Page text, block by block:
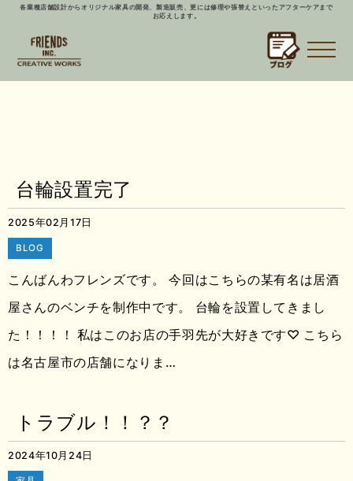
各業種店舗設計からオリジナル家具の開発、製造販売、更には修理や張替えといったアフターケアまで
お応えします。
台輪設置完了
2025年02月17日
BLOG
こんばんわフレンズです。 今回はこちらの某有名は居酒
屋さんのベンチを制作中です。 台輪を設置してきまし
た！！！！ 私はこのお店の手羽先が大好きです♡ こちら
は名古屋市の店舗になりま…
トラブル！！？？
2024年10月24日